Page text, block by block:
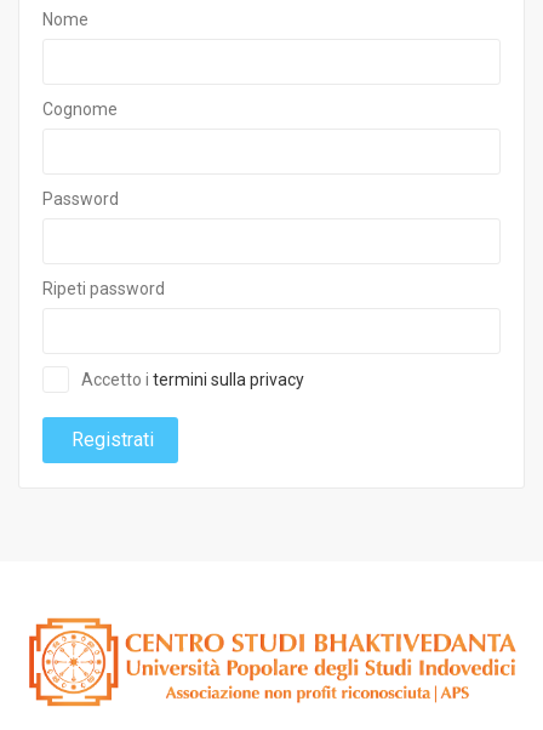
Nome
Cognome
Password
Ripeti password
Accetto i termini sulla privacy
Registrati